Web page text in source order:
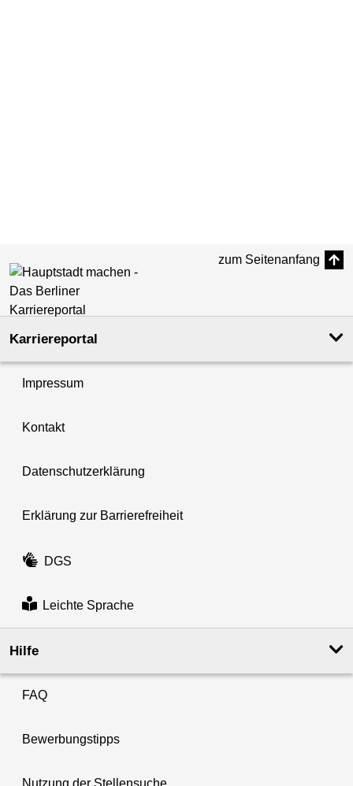
zum Seitenanfang
Karriereportal
Impressum
Kontakt
Datenschutzerklärung
Erklärung zur Barrierefreiheit
DGS
Leichte Sprache
Hilfe
FAQ
Bewerbungstipps